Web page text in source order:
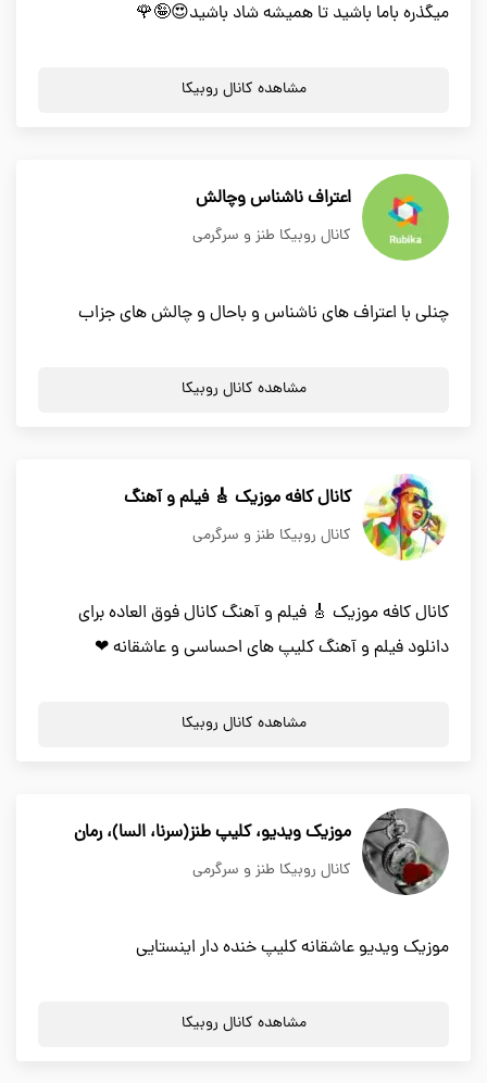
میگذره باما باشید تا همیشه شاد باشید😍🤪🌹
مشاهده کانال روبیکا
اعتراف ناشناس وچالش
کانال روبیکا طنز و سرگرمی
چنلی با اعتراف های ناشناس و باحال و چالش های جزاب
مشاهده کانال روبیکا
کانال کافه موزیک 🎸 فیلم و آهنگ
کانال روبیکا طنز و سرگرمی
کانال کافه موزیک 🎸 فیلم و آهنگ کانال فوق العاده برای
دانلود فیلم و آهنگ کلیپ های احساسی و عاشقانه ❤
مشاهده کانال روبیکا
موزیک ویدیو، کلیپ طنز(سرنا، السا)، رمان
کانال روبیکا طنز و سرگرمی
موزیک ویدیو عاشقانه کلیپ خنده دار اینستایی
مشاهده کانال روبیکا